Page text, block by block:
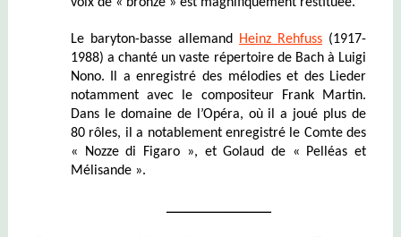
Le baryton-basse allemand Heinz Rehfuss (1917-
1988) a chanté un vaste répertoire de Bach à Luigi
Nono. Il a enregistré des mélodies et des Lieder
notamment avec le compositeur Frank Martin.
Dans le domaine de l’Opéra, où il a joué plus de
80 rôles, il a notablement enregistré le Comte des
« Nozze di Figaro », et Golaud de « Pelléas et
Mélisande ».